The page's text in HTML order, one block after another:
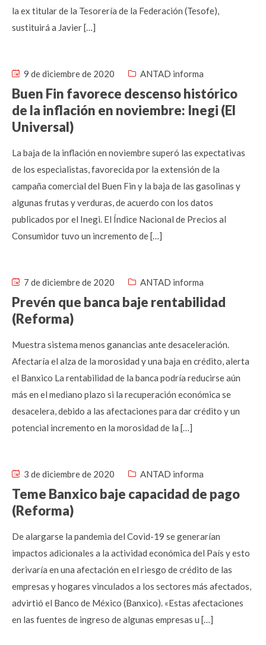
la ex titular de la Tesorería de la Federación (Tesofe),
sustituirá a Javier […]
9 de diciembre de 2020 ANTAD informa
Buen Fin favorece descenso histórico
de la inflación en noviembre: Inegi (El
Universal)
La baja de la inflación en noviembre superó las expectativas
de los especialistas, favorecida por la extensión de la
campaña comercial del Buen Fin y la baja de las gasolinas y
algunas frutas y verduras, de acuerdo con los datos
publicados por el Inegi. El Índice Nacional de Precios al
Consumidor tuvo un incremento de […]
7 de diciembre de 2020 ANTAD informa
Prevén que banca baje rentabilidad
(Reforma)
Muestra sistema menos ganancias ante desaceleración.
Afectaría el alza de la morosidad y una baja en crédito, alerta
el Banxico La rentabilidad de la banca podría reducirse aún
más en el mediano plazo si la recuperación económica se
desacelera, debido a las afectaciones para dar crédito y un
potencial incremento en la morosidad de la […]
3 de diciembre de 2020 ANTAD informa
Teme Banxico baje capacidad de pago
(Reforma)
De alargarse la pandemia del Covid-19 se generarían
impactos adicionales a la actividad económica del País y esto
derivaría en una afectación en el riesgo de crédito de las
empresas y hogares vinculados a los sectores más afectados,
advirtió el Banco de México (Banxico). «Estas afectaciones
en las fuentes de ingreso de algunas empresas u […]